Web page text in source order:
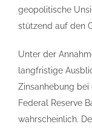
geopolitische
stützend auf den
Unter der
langfristige
Zinsanhebung
Federal Reserve
wahrscheinlich.